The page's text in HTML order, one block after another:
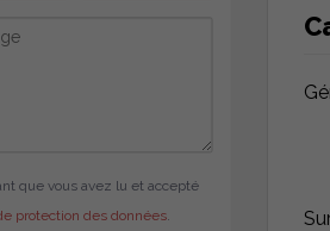
que vous avez lu et accepté
protection des données.